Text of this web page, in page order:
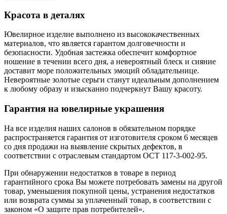
Красота в деталях
Ювелирное изделие выполнено из высококачественных
материалов, что является гарантом долговечности и
безопасности. Удобная застежка обеспечит комфортное
ношение в течении всего дня, а невероятный блеск и сияние
доставит море положительных эмоций обладательнице.
Невероятные золотые серьги станут идеальным дополнением
к любому образу и изысканно подчеркнут Вашу красоту.
Гарантия на ювелирные украшения
На все изделия наших салонов в обязательном порядке
распространяется гарантия от изготовителя сроком 6 месяцев
со дня продажи на выявление скрытых дефектов, в
соответствии с отраслевым стандартом ОСТ 117-3-002-95.
При обнаружении недостатков в товаре в период
гарантийного срока Вы можете потребовать замены на другой
товар, уменьшения покупной цены, устранения недостатков
или возврата суммы за уплаченный товар, в соответствии с
законом «О защите прав потребителей».